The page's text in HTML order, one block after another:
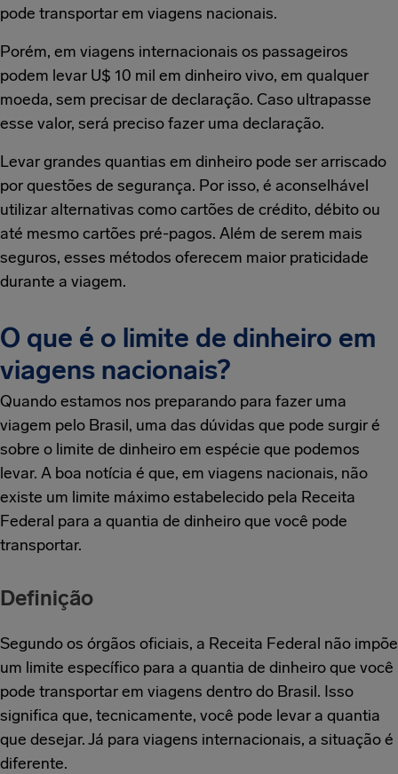
pode transportar em viagens nacionais.
Porém, em viagens internacionais os passageiros
podem levar U$ 10 mil em dinheiro vivo, em qualquer
moeda, sem precisar de declaração. Caso ultrapasse
esse valor, será preciso fazer uma declaração.
Levar grandes quantias em dinheiro pode ser arriscado
por questões de segurança. Por isso, é aconselhável
utilizar alternativas como cartões de crédito, débito ou
até mesmo cartões pré-pagos. Além de serem mais
seguros, esses métodos oferecem maior praticidade
durante a viagem.
O que é o limite de dinheiro em
viagens nacionais?
Quando estamos nos preparando para fazer uma
viagem pelo Brasil, uma das dúvidas que pode surgir é
sobre o limite de dinheiro em espécie que podemos
levar. A boa notícia é que, em viagens nacionais, não
existe um limite máximo estabelecido pela Receita
Federal para a quantia de dinheiro que você pode
transportar.
Definição
Segundo os órgãos oficiais, a Receita Federal não impõe
um limite específico para a quantia de dinheiro que você
pode transportar em viagens dentro do Brasil. Isso
significa que, tecnicamente, você pode levar a quantia
que desejar. Já para viagens internacionais, a situação é
diferente.